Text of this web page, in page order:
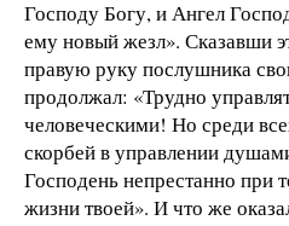
Господу Богу, и Ангел
ему новый жезл». Сказавши
правую руку послушника
продолжал: «Трудно
человеческими! Но среди
скорбей в управлении
Господень непрестанно при
жизни твоей». И что же